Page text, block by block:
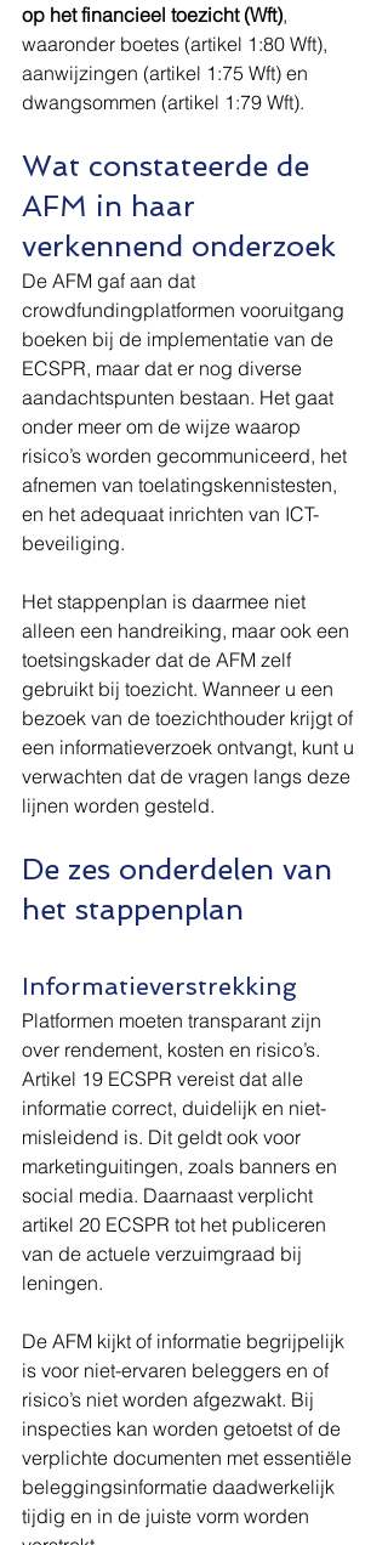
op het financieel toezicht (Wft),
waaronder boetes (artikel 1:80 Wft),
aanwijzingen (artikel 1:75 Wft) en
dwangsommen (artikel 1:79 Wft).
Wat constateerde de
AFM in haar
verkennend onderzoek
De AFM gaf aan dat
crowdfundingplatformen vooruitgang
boeken bij de implementatie van de
ECSPR, maar dat er nog diverse
aandachtspunten bestaan. Het gaat
onder meer om de wijze waarop
risico’s worden gecommuniceerd, het
afnemen van toelatingskennistesten,
en het adequaat inrichten van ICT-
beveiliging.
Het stappenplan is daarmee niet
alleen een handreiking, maar ook een
toetsingskader dat de AFM zelf
gebruikt bij toezicht. Wanneer u een
bezoek van de toezichthouder krijgt of
een informatieverzoek ontvangt, kunt u
verwachten dat de vragen langs deze
lijnen worden gesteld.
De zes onderdelen van
het stappenplan
Informatieverstrekking
Platformen moeten transparant zijn
over rendement, kosten en risico’s.
Artikel 19 ECSPR vereist dat alle
informatie correct, duidelijk en niet-
misleidend is. Dit geldt ook voor
marketinguitingen, zoals banners en
social media. Daarnaast verplicht
artikel 20 ECSPR tot het publiceren
van de actuele verzuimgraad bij
leningen.
De AFM kijkt of informatie begrijpelijk
is voor niet-ervaren beleggers en of
risico’s niet worden afgezwakt. Bij
inspecties kan worden getoetst of de
verplichte documenten met essentiële
beleggingsinformatie daadwerkelijk
tijdig en in de juiste vorm worden